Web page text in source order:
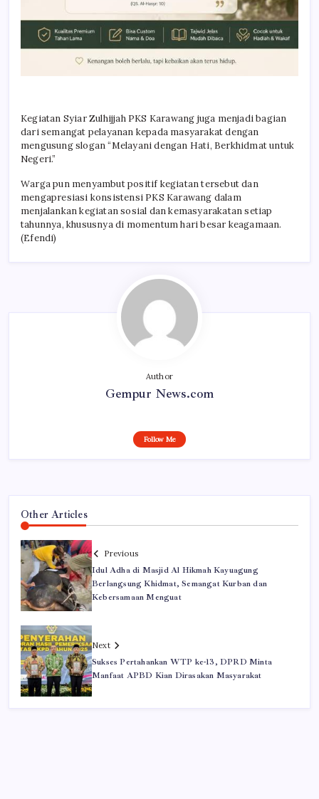
Kegiatan Syiar Zulhijjah PKS Karawang juga menjadi bagian
dari semangat pelayanan kepada masyarakat dengan
mengusung slogan “Melayani dengan Hati, Berkhidmat untuk
Negeri.”
Warga pun menyambut positif kegiatan tersebut dan
mengapresiasi konsistensi PKS Karawang dalam
menjalankan kegiatan sosial dan kemasyarakatan setiap
tahunnya, khususnya di momentum hari besar keagamaan.
(Efendi)
Author
Gempur News.com
Follow Me
Other Articles
Previous
Idul Adha di Masjid Al Hikmah Kayuagung
Berlangsung Khidmat, Semangat Kurban dan
Kebersamaan Menguat
Next
Sukses Pertahankan WTP ke-13, DPRD Minta
Manfaat APBD Kian Dirasakan Masyarakat